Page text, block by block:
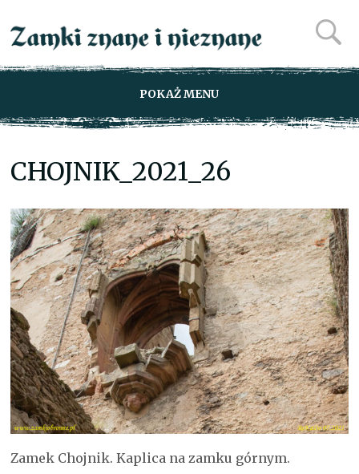
POKAŻ MENU
CHOJNIK_2021_26
Zamek Chojnik. Kaplica na zamku górnym.